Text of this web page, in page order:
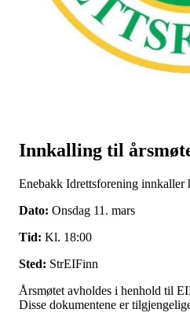
Innkalling til
Enebakk Idrettsforening innkaller
Dato: Onsdag 11. mars
Tid: Kl. 18:00
Sted: StrEIFinn
Årsmøtet avholdes i henhold til
Disse dokumentene er